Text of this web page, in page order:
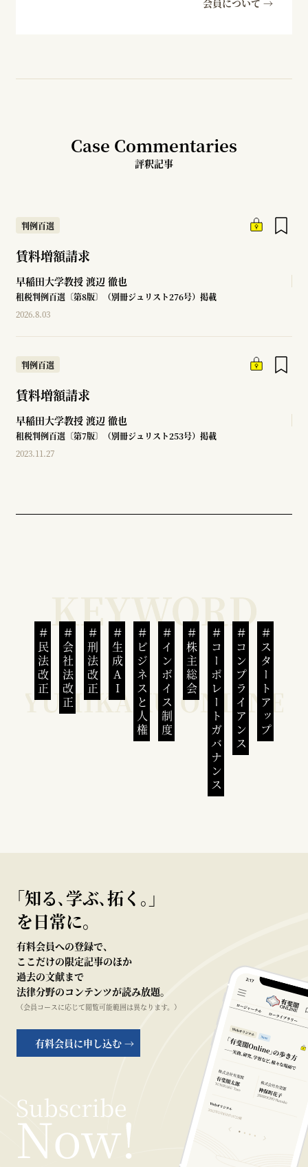
会員について →
Case Commentaries
評釈記事
判例百選
賃料増額請求
早稲田大学教授 渡辺 徹也
租税判例百選〔第8版〕（別冊ジュリスト276号）掲載
2026.8.03
判例百選
賃料増額請求
早稲田大学教授 渡辺 徹也
租税判例百選〔第7版〕（別冊ジュリスト253号）掲載
2023.11.27
民法改正 会社法改正 刑法改正 生成AI ビジネスと人権インボイス制度 株主総会 コーポレートガバナンスコンプライアンススタートアップ
｢知る､学ぶ､拓く｡｣
を日常に。
有料会員への登録で、
ここだけの限定記事のほか
過去の文献まで
法律分野のコンテンツが読み放題。
（会員コースに応じて閲覧可能範囲は異なります。）
有料会員に申し込む →